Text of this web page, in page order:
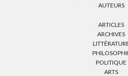
AUTEURS
ARTICLES
ARCHIVES
POLITIQUE
ARTS